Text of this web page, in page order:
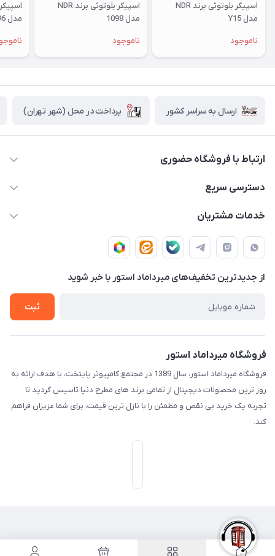
اسپیکر بلوتوثی برند NDR
مدل Y15
ناموجود
اسپیکر بلوتوثی برند NDR
مدل 1098
ناموجود
مدل 1096
ارسال به سراسر کشور پرداخت در محل (شهر تهران)
ارتباط با فروشگاه حضوری
02188874370 - 02188874371
پایتخت - طبقه اول - واحد 172
دسترسی سریع
صـفـحـه اصـلـی
دربـاره مـیـردامـاد اسـتـور
خدمات مشتریان
قـوانـیـن و مـقـررات
روش هـای پـرداخـت
تـیـکـت بـه پـشـتـیـبـانـی
از جدید‌ترین تخفیف‌های میرداماد استور با‌ خبر شوید
ثبت
فروشگاه میرداماد استور
فروشگاه میرداماد استور، سال 1389 در مجتمع کامپیوتر پایتخت، با هدف ارائه به
روز ترین محصولات دیجیتال از تمامی برند های مطرح دنیا تاسیس گردید تا
تجربه یک خرید بی نقص و مطمئن را با نازل ترین قیمت، برای شما عزیزان فراهم
کند.